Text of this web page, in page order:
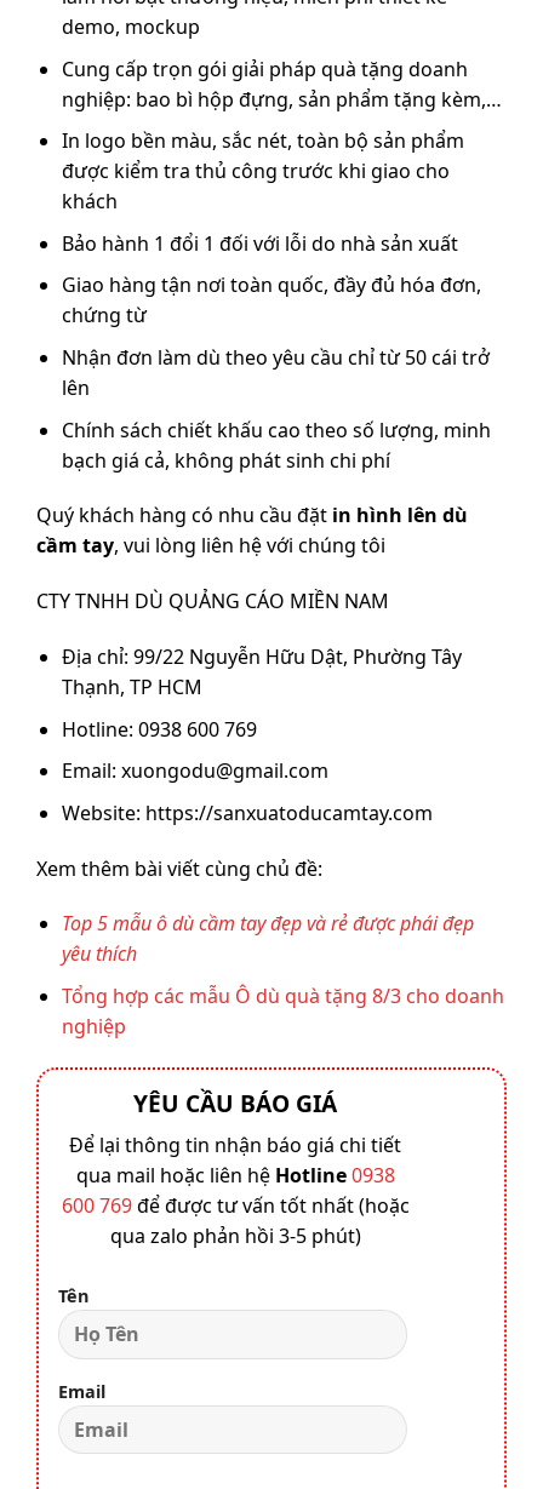
demo, mockup
Cung cấp trọn gói giải pháp quà tặng doanh
nghiệp: bao bì hộp đựng, sản phẩm tặng kèm,…
In logo bền màu, sắc nét, toàn bộ sản phẩm
được kiểm tra thủ công trước khi giao cho
khách
Bảo hành 1 đổi 1 đối với lỗi do nhà sản xuất
Giao hàng tận nơi toàn quốc, đầy đủ hóa đơn,
chứng từ
Nhận đơn làm dù theo yêu cầu chỉ từ 50 cái trở
lên
Chính sách chiết khấu cao theo số lượng, minh
bạch giá cả, không phát sinh chi phí
Quý khách hàng có nhu cầu đặt in hình lên dù
cầm tay, vui lòng liên hệ với chúng tôi
CTY TNHH DÙ QUẢNG CÁO MIỀN NAM
Địa chỉ: 99/22 Nguyễn Hữu Dật, Phường Tây
Thạnh, TP HCM
Hotline: 0938 600 769
Email: xuongodu@gmail.com
Website: https://sanxuatoducamtay.com
Xem thêm bài viết cùng chủ đề:
Top 5 mẫu ô dù cầm tay đẹp và rẻ được phái đẹp
yêu thích
Tổng hợp các mẫu Ô dù quà tặng 8/3 cho doanh
nghiệp
YÊU CẦU BÁO GIÁ
Để lại thông tin nhận báo giá chi tiết
qua mail hoặc liên hệ Hotline 0938
600 769để được tư vấn tốt nhất (hoặc
qua zalo phản hồi 3-5 phút)
Tên
Email